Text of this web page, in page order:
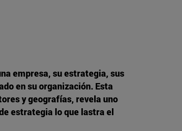
empresa, su estrategia, sus
en su organización. Esta
y geografías, revela uno
estrategia lo que lastra el